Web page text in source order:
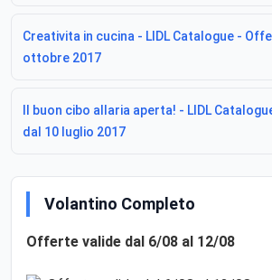
Creativita in cucina - LIDL Catalogue -
ottobre 2017
Il buon cibo allaria aperta! - LIDL
dal 10 luglio 2017
Volantino Completo
Offerte valide dal 6/08 al 12/08